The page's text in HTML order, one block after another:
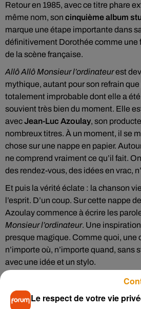
Retour en 1985, avec ce titre phare
même nom, son cinquième album
marque une étape importante dans
définitivement Dorothée comme une
de la scène française.
Allô Allô Monsieur l’ordinateurest
mythique, autant pour son refrain
totalement improbable dont elle a
souvient très bien du moment. Elle
avecJean-Luc Azoulay, son
nombreux titres. À un moment, il se
chose sur une nappe en papier.
ne comprend vraiment ce qu’il fait.
des rendez-vous, des idées en vrac,
Et puis la vérité éclate : la chanson
l’esprit. D’un coup. Sur cette nappe
Azoulay commence à écrire les
Monsieur l’ordinateur. Une
presque magique. Comme quoi, une
n’importe où, n’importe quand, sans
avec une idée et un stylo.
À l’époque, le titre colle parfaitement
ordinateurs commencent à entrer
technologie fascine autant qu’elle
Le respect de votre vie